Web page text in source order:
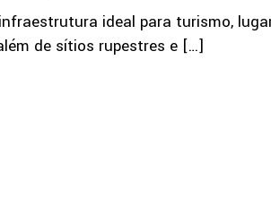
ideal para turismo,
de sítios rupestres e[…]